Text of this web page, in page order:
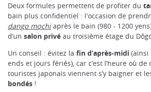
Deux formules permettent de profiter du
bain plus confidentiel : l'occasion de
dango mochiaprès le bain (980 - 1200
d’un salon privé au troisième étage du
Un conseil : évitez la fin d’après-midi (ainsi
ends et jours fériés), car c’est l’heure où
touristes japonais viennent s’y baigner et
bondés !